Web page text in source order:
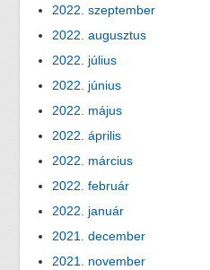
2022. szeptember
2022. augusztus
2022. július
2022. június
2022. május
2022. április
2022. március
2022. február
2022. január
2021. december
2021. november